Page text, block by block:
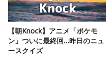
【朝Knock】アニメ「ポケモ
ン」ついに最終回…昨日のニュ
ースクイズ